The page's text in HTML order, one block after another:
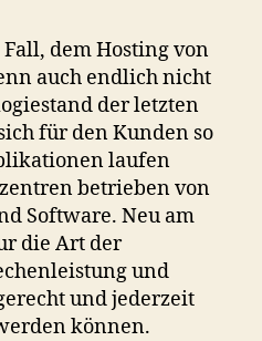
dem Hosting von
auch endlich nicht
der letzten
für den Kunden so
laufen
betrieben von
Software. Neu am
die Art der
und
und jederzeit
können.